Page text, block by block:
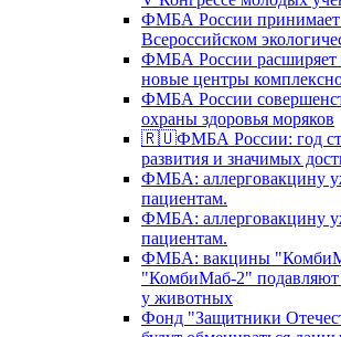
ФМБА России принимает
Всероссийском
ФМБА России
новые центры
ФМБА России
охраны здоровья моряков
🇷🇺ФМБА России: год
развития и значимых
ФМБА: аллерговакцину
пациентам.
ФМБА: аллерговакцину
пациентам.
ФМБА: вакцины
"КомбиМаб-2"
у животных
Фонд "Защитники